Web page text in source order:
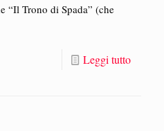
“Il Trono di Spada” (che
Leggi tutto